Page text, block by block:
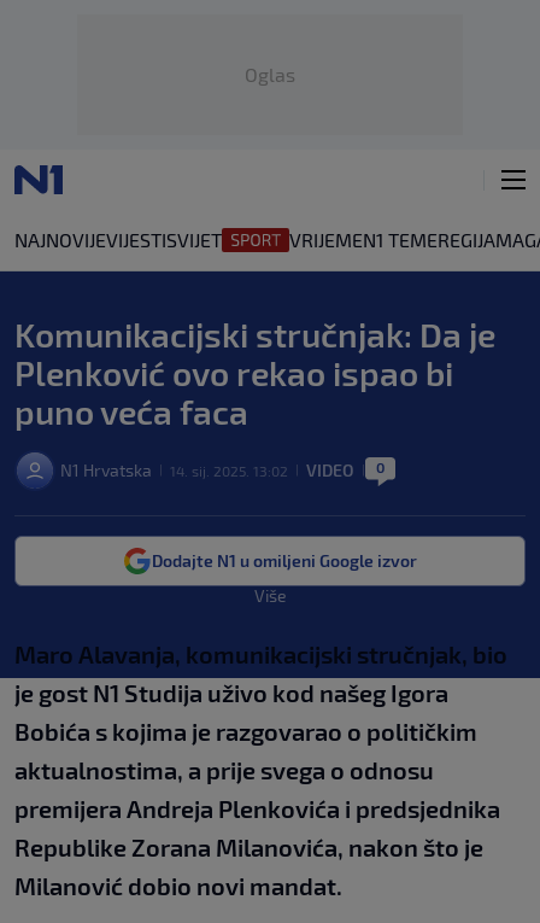
Oglas
NAJNOVIJEVIJESTISVIJET VRIJEMEN1 TEMEREGIJA
Komunikacijski stručnjak: Da je
Plenković ovo rekao ispao bi
puno veća faca
N1 Hrvatska 14. sij. 2025. 13:02 VIDEO 0
Dodajte N1 u omiljeni Google izvor
Više
Maro Alavanja, komunikacijski stručnjak, bio
je gost N1 Studija uživo kod našeg Igora
Bobića s kojima je razgovarao o političkim
aktualnostima, a prije svega o odnosu
premijera Andreja Plenkovića i predsjednika
Republike Zorana Milanovića, nakon što je
Milanović dobio novi mandat.